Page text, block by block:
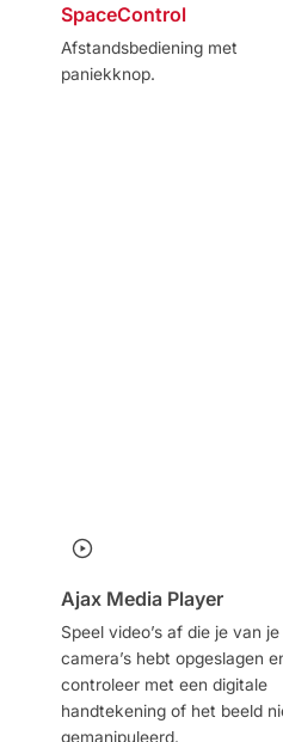
SpaceControl
Afstandsbediening met
paniekknop.
Ajax Media Player
Speel video’s af die je van
camera’s hebt opgeslagen
controleer met een digitale
handtekening of het beeld
gemanipuleerd.